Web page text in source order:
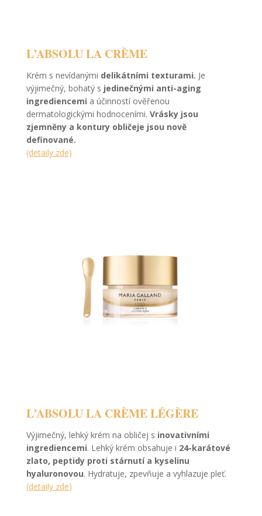
L’ABSOLU LA CRÈME
Krém s nevídanými delikátními texturami. Je
výjimečný, bohatý s jedinečnými anti-aging
ingrediencemi a účinností ověřenou
dermatologickými hodnoceními. Vrásky jsou
zjemněny a kontury obličeje jsou nově
definované.
(detaily zde)
L’ABSOLU LA CRÈME LÉGÈRE
Výjimečný, lehký krém na obličej s inovativními
ingrediencemi. Lehký krém obsahuje i 24-karátové
zlato, peptidy proti stárnutí a kyselinu
hyaluronovou. Hydratuje, zpevňuje a vyhlazuje pleť.
(detaily zde)